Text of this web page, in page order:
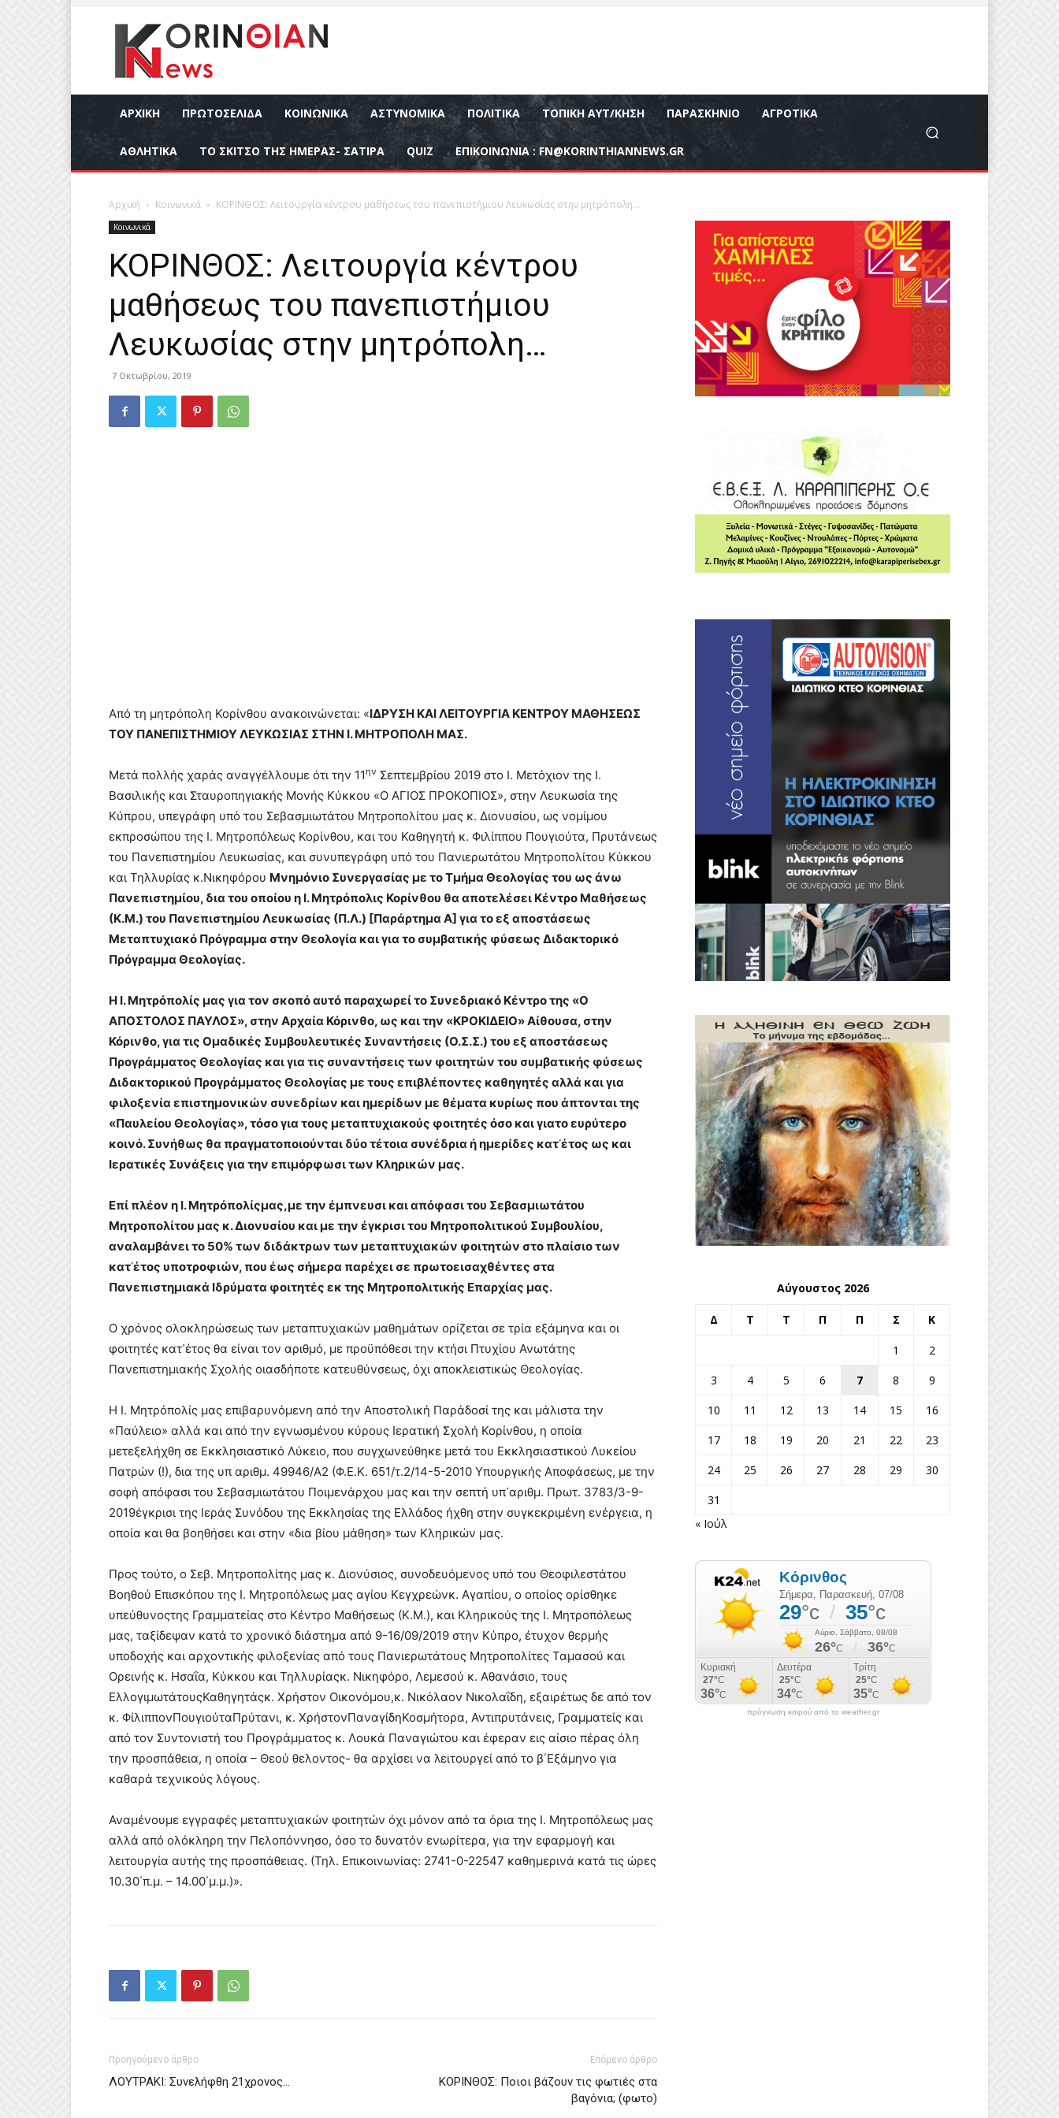
ΑΡΧΙΚΉ ΠΡΩΤΟΣΕΛΙΔΑ ΚΟΙΝΩΝΙΚΆ ΑΣΤΥΝΟΜΙΚΆ ΠΟΛΙΤΙΚΆ ΤΟΠΙΚΉ ΑΥΤ/ΚΗΣΗ ΠΑΡΑΣΚΉΝΙΟ ΑΓΡΟΤΙΚΆ
ΑΘΛΗΤΙΚΆ ΤΟ ΣΚΙΤΣΟ ΤΗΣ ΗΜΕΡΑΣ- ΣΑΤΙΡΑ QUIZ ΕΠΙΚΟΙΝΩΝΊΑ : FN@KORINTHIANNEWS.GR
Αρχική Κοινωνικά ΚΟΡΙΝΘΟΣ: Λειτουργία κέντρου μαθήσεως του πανεπιστήμιου Λευκωσίας στην μητρόπολη…
Κοινωνικά
ΚΟΡΙΝΘΟΣ: Λειτουργία κέντρου
μαθήσεως του πανεπιστήμιου
Λευκωσίας στην μητρόπολη…
7 Οκτωβρίου, 2019
Από τη μητρόπολη Κορίνθου ανακοινώνεται: «ΙΔΡΥΣΗ ΚΑΙ ΛΕΙΤΟΥΡΓΙΑ ΚΕΝΤΡΟΥ ΜΑΘΗΣΕΩΣ
ΤΟΥ ΠΑΝΕΠΙΣΤΗΜΙΟΥ ΛΕΥΚΩΣΙΑΣ ΣΤΗΝ Ι. ΜΗΤΡΟΠΟΛΗ ΜΑΣ.
Μετά πολλής χαράς αναγγέλλουμε ότι την 11ην Σεπτεμβρίου 2019 στο Ι. Μετόχιον της Ι.
Βασιλικής και Σταυροπηγιακής Μονής Κύκκου «Ο ΑΓΙΟΣ ΠΡΟΚΟΠΙΟΣ», στην Λευκωσία της
Κύπρου, υπεγράφη υπό του Σεβασμιωτάτου Μητροπολίτου μας κ. Διονυσίου, ως νομίμου
εκπροσώπου της Ι. Μητροπόλεως Κορίνθου, και του Καθηγητή κ. Φιλίππου Πουγιούτα, Πρυτάνεως
του Πανεπιστημίου Λευκωσίας, και συνυπεγράφη υπό του Πανιερωτάτου Μητροπολίτου Κύκκου
και Τηλλυρίας κ.Νικηφόρου Μνημόνιο Συνεργασίας με το Τμήμα Θεολογίας του ως άνω
Πανεπιστημίου, δια του οποίου η Ι. Μητρόπολις Κορίνθου θα αποτελέσει Κέντρο Μαθήσεως
(Κ.Μ.) του Πανεπιστημίου Λευκωσίας (Π.Λ.) [Παράρτημα Α] για το εξ αποστάσεως
Μεταπτυχιακό Πρόγραμμα στην Θεολογία και για το συμβατικής φύσεως Διδακτορικό
Πρόγραμμα Θεολογίας.
Η Ι. Μητρόπολίς μας για τον σκοπό αυτό παραχωρεί το Συνεδριακό Κέντρο της «Ο
ΑΠΟΣΤΟΛΟΣ ΠΑΥΛΟΣ», στην Αρχαία Κόρινθο, ως και την «ΚΡΟΚΙΔΕΙΟ» Αίθουσα, στην
Κόρινθο, για τις Ομαδικές Συμβουλευτικές Συναντήσεις (Ο.Σ.Σ.) του εξ αποστάσεως
Προγράμματος Θεολογίας και για τις συναντήσεις των φοιτητών του συμβατικής φύσεως
Διδακτορικού Προγράμματος Θεολογίας με τους επιβλέποντες καθηγητές αλλά και για
φιλοξενία επιστημονικών συνεδρίων και ημερίδων με θέματα κυρίως που άπτονται της
«Παυλείου Θεολογίας», τόσο για τους μεταπτυχιακούς φοιτητές όσο και γιατο ευρύτερο
κοινό. Συνήθως θα πραγματοποιούνται δύο τέτοια συνέδρια ή ημερίδες κατ᾿έτος ως και
Ιερατικές Συνάξεις για την επιμόρφωσι των Κληρικών μας.
Επί πλέον η Ι. Μητρόπολίςμας,με την έμπνευσι και απόφασι του Σεβασμιωτάτου
Μητροπολίτου μας κ. Διονυσίου και με την έγκρισι του Μητροπολιτικού Συμβουλίου,
αναλαμβάνει το 50% των διδάκτρων των μεταπτυχιακών φοιτητών στο πλαίσιο των
κατ᾿έτος υποτροφιών, που έως σήμερα παρέχει σε πρωτοεισαχθέντες στα
Πανεπιστημιακά Ιδρύματα φοιτητές εκ της Μητροπολιτικής Επαρχίας μας.
Ο χρόνος ολοκληρώσεως των μεταπτυχιακών μαθημάτων ορίζεται σε τρία εξάμηνα και οι
φοιτητές κατ᾿έτος θα είναι τον αριθμό, με προϋπόθεσι την κτήσι Πτυχίου Ανωτάτης
Πανεπιστημιακής Σχολής οιασδήποτε κατευθύνσεως, όχι αποκλειστικώς Θεολογίας.
Η Ι. Μητρόπολίς μας επιβαρυνόμενη από την Αποστολική Παράδοσί της και μάλιστα την
«Παύλειο» αλλά και από την εγνωσμένου κύρους Ιερατική Σχολή Κορίνθου, η οποία
μετεξελήχθη σε Εκκλησιαστικό Λύκειο, που συγχωνεύθηκε μετά του Εκκλησιαστικού Λυκείου
Πατρών (!), δια της υπ αριθμ. 49946/Α2 (Φ.Ε.Κ. 651/τ.2/14-5-2010 Υπουργικής Αποφάσεως, με την
σοφή απόφασι του Σεβασμιωτάτου Ποιμενάρχου μας και την σεπτή υπ᾿αριθμ. Πρωτ. 3783/3-9-
2019έγκρισι της Ιεράς Συνόδου της Εκκλησίας της Ελλάδος ήχθη στην συγκεκριμένη ενέργεια, η
οποία και θα βοηθήσει και στην «δια βίου μάθηση» των Κληρικών μας.
Προς τούτο, ο Σεβ. Μητροπολίτης μας κ. Διονύσιος, συνοδευόμενος υπό του Θεοφιλεστάτου
Βοηθού Επισκόπου της Ι. Μητροπόλεως μας αγίου Κεγχρεώνκ. Αγαπίου, ο οποίος ορίσθηκε
υπεύθυνοςτης Γραμματείας στο Κέντρο Μαθήσεως (Κ.Μ.), και Κληρικούς της Ι. Μητροπόλεως
μας, ταξίδεψαν κατά το χρονικό διάστημα από 9-16/09/2019 στην Κύπρο, έτυχον θερμής
υποδοχής και αρχοντικής φιλοξενίας από τους Πανιερωτάτους Μητροπολίτες Ταμασού και
Ορεινής κ. Ησαΐα, Κύκκου και Τηλλυρίαςκ. Νικηφόρο, Λεμεσού κ. Αθανάσιο, τους
ΕλλογιμωτάτουςΚαθηγητάςκ. Χρήστον Οικονόμου,κ. Νικόλαον Νικολαΐδη, εξαιρέτως δε από τον
κ. ΦίλιππονΠουγιούταΠρύτανι, κ. ΧρήστονΠαναγίδηΚοσμήτορα, Αντιπρυτάνεις, Γραμματείς και
από τον Συντονιστή του Προγράμματος κ. Λουκά Παναγιώτου και έφεραν εις αίσιο πέρας όλη
την προσπάθεια, η οποία – Θεού θελοντος- θα αρχίσει να λειτουργεί από το β΄Εξάμηνο για
καθαρά τεχνικούς λόγους.
Αναμένουμε εγγραφές μεταπτυχιακών φοιτητών όχι μόνον από τα όρια της Ι. Μητροπόλεως μας
αλλά από ολόκληρη την Πελοπόννησο, όσο το δυνατόν ενωρίτερα, για την εφαρμογή και
λειτουργία αυτής της προσπάθειας. (Τηλ. Επικοινωνίας: 2741-0-22547 καθημερινά κατά τις ώρες
10.30΄π.μ. – 14.00΄μ.μ.)».
Προηγούμενο άρθρο
ΛΟΥΤΡΑΚΙ: Συνελήφθη 21χρονος…
Επόμενο άρθρο
ΚΟΡΙΝΘΟΣ: Ποιοι βάζουν τις φωτιές στα
βαγόνια; (φωτο)
Αύγουστος 2026
Δ Τ Τ Π Π Σ Κ
1
2
3
4 5 6 7 8
9
10
11 12 13 14 15
16
17
18 19 20 21 22
23
24
25 26 27 28 29
30
31
« Ιούλ
πρόγνωση καιρού από το weather.gr